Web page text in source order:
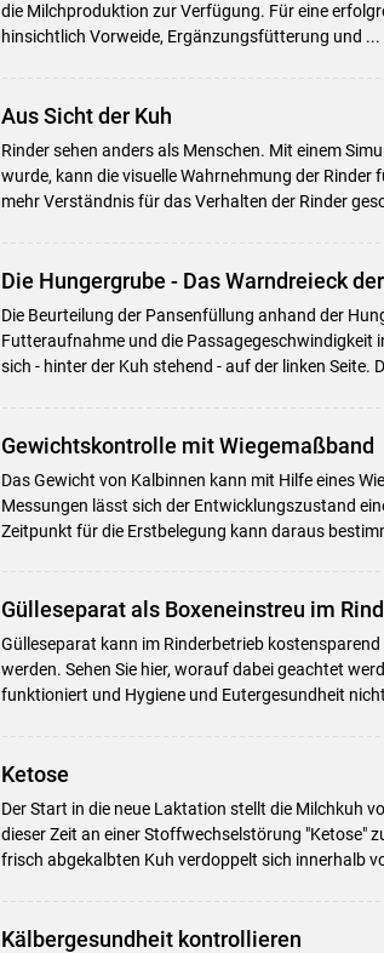
die Milchproduktion zur Verfügung. Für eine
hinsichtlich Vorweide, Ergänzungsfütterung und ...
Aus Sicht der Kuh
Rinder sehen anders als Menschen. Mit einem
wurde, kann die visuelle Wahrnehmung der
mehr Verständnis für das Verhalten der Rinder
Die Hungergrube - Das Warndreieck
Die Beurteilung der Pansenfüllung anhand der
Futteraufnahme und die Passagegeschwindigkeit
sich - hinter der Kuh stehend - auf der linken Seite.
Gewichtskontrolle mit Wiegemaßband
Das Gewicht von Kalbinnen kann mit Hilfe eines
Messungen lässt sich der Entwicklungszustand
Zeitpunkt für die Erstbelegung kann daraus
Gülleseparat als Boxeneinstreu im
Gülleseparat kann im Rinderbetrieb
werden. Sehen Sie hier, worauf dabei geachtet
funktioniert und Hygiene und Eutergesundheit
Ketose
Der Start in die neue Laktation stellt die Milchkuh
dieser Zeit an einer Stoffwechselstörung "Ketose"
frisch abgekalbten Kuh verdoppelt sich innerhalb
Kälbergesundheit kontrollieren